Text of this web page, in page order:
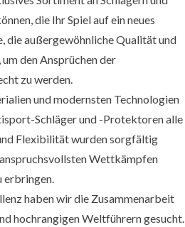
die Ihr Spiel auf ein neues
die außergewöhnliche Qualität und
den Ansprüchen der
zu werden.
und modernsten Technologien
Schläger und -Protektoren alle
Flexibilität wurden sorgfältig
Wettkämpfen
erbringen.
haben wir die Zusammenarbeit
hochrangigen Weltführern gesucht.